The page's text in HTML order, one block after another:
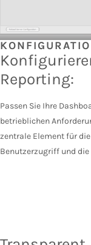
Reporting:
Passen Sie Ihre
betrieblichen
zentrale Element für
Benutzerzugriff und